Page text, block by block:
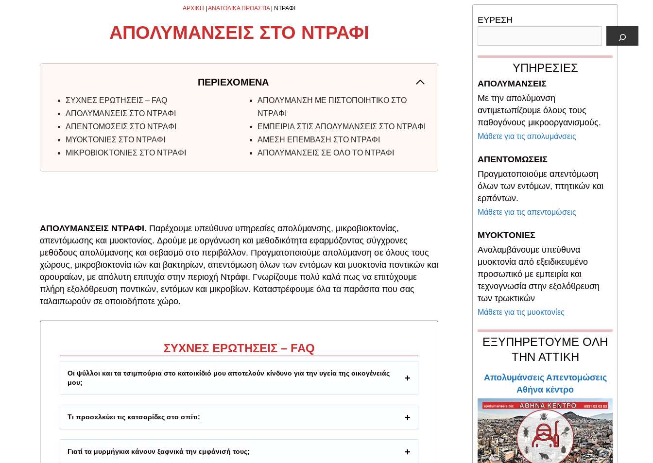
ΑΡΧΙΚΗ ΑΝΑΤΟΛΙΚΑ ΠΡΟΑΣΤΙΑ| ΝΤΡΑΦΙ
ΑΠΟΛΥΜΑΝΣΕΙΣ ΣΤΟ ΝΤΡΑΦΙ
ΠΕΡΙΕΧΟΜΕΝΑ
ΣΥΧΝΕΣ ΕΡΩΤΗΣΕΙΣ – FAQ
ΑΠΟΛΥΜΑΝΣΕΙΣ ΣΤΟ ΝΤΡΑΦΙ
ΑΠΕΝΤΟΜΩΣΕΙΣ ΣΤΟ ΝΤΡΑΦΙ
ΜΥΟΚΤΟΝΙΕΣ ΣΤΟ ΝΤΡΑΦΙ
ΜΙΚΡΟΒΙΟΚΤΟΝΙΕΣ ΣΤΟ ΝΤΡΑΦΙ
ΑΠΟΛΥΜΑΝΣΗ ΜΕ ΠΙΣΤΟΠΟΙΗΤΙΚΟ ΣΤΟ
ΝΤΡΑΦΙ
ΕΜΠΕΙΡΙΑ ΣΤΙΣ ΑΠΟΛΥΜΑΝΣΕΙΣ ΣΤΟ ΝΤΡΑΦΙ
ΑΜΕΣΗ ΕΠΕΜΒΑΣΗ ΣΤΟ ΝΤΡΑΦΙ
ΑΠΟΛΥΜΑΝΣΕΙΣ ΣΕ ΟΛΟ ΤΟ ΝΤΡΑΦΙ
ΑΠΟΛΥΜΑΝΣΕΙΣ ΝΤΡΑΦΙ. Παρέχουμε υπεύθυνα υπηρεσίες απολύμανσης, μικροβιοκτονίας,
απεντόμωσης και μυοκτονίας. Δρούμε με οργάνωση και μεθοδικότητα εφαρμόζοντας σύγχρονες
μεθόδους απολύμανσης και σεβασμό στο περιβάλλον. Πραγματοποιούμε απολύμανση σε όλους τους
χώρους, μικροβιοκτονία ιών και βακτηρίων, απεντόμωση όλων των εντόμων και μυοκτονία ποντικών και
αρουραίων, με απόλυτη επιτυχία στην περιοχή Ντράφι. Γνωρίζουμε πολύ καλά πως να επιτύχουμε
πλήρη εξολόθρευση ποντικών, εντόμων και μικροβίων. Καταστρέφουμε όλα τα παράσιτα που σας
ταλαιπωρούν σε οποιοδήποτε χώρο.
ΣΥΧΝΕΣ ΕΡΩΤΗΣΕΙΣ – FAQ
Οι ψύλλοι και τα τσιμπούρια στο κατοικίδιό μου αποτελούν κίνδυνο για την υγεία της οικογένειάς
μου;
Τι προσελκύει τις κατσαρίδες στο σπίτι;
Γιατί τα μυρμήγκια κάνουν ξαφνικά την εμφάνισή τους;
ΕΥΡΕΣΗ
ΥΠΗΡΕΣΙΕΣ
ΑΠΟΛΥΜΑΝΣΕΙΣ
Με την απολύμανση
αντιμετωπίζουμε όλους τους
παθογόνους μικροοργανισμούς.
Μάθετε για τις απολυμάνσεις
ΑΠΕΝΤΟΜΩΣΕΙΣ
Πραγματοποιούμε απεντόμωση
όλων των εντόμων, πτητικών και
ερπόντων.
Μάθετε για τις απεντομώσεις
ΜΥΟΚΤΟΝΙΕΣ
Αναλαμβάνουμε υπεύθυνα
μυοκτονία από εξειδικευμένο
προσωπικό με εμπειρία και
τεχνογνωσία στην εξολόθρευση
των τρωκτικών
Μάθετε για τις μυοκτονίες
ΕΞΥΠΗΡΕΤΟΥΜΕ ΟΛΗ
ΤΗΝ ΑΤΤΙΚΗ
Απολυμάνσεις Απεντομώσεις
Αθήνα κέντρο